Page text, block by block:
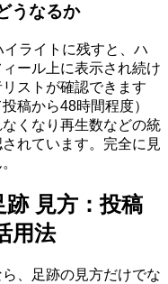
うなるか
ライトに残すと、ハ
ール上に表示され続け
ストが確認できます
稿から48時間程度）
くなり再生数などの統
れています。完全に見
見方：投稿
用法
、足跡の見方だけでな